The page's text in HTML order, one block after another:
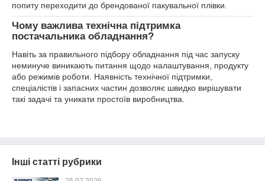
попиту переходити до брендованої пакувальної плівки.
Чому важлива технічна підтримка
постачальника обладнання?
Навіть за правильного підбору обладнання під час запуску
неминуче виникають питання щодо налаштування, продукту
або режимів роботи. Наявність технічної підтримки,
спеціалістів і запасних частин дозволяє швидко вирішувати
такі задачі та уникати простоїв виробництва.
Інші статті рубрики